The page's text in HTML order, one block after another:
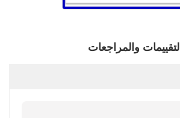
التقييمات والمراجعات